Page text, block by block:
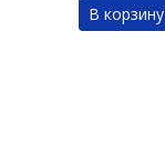
В корзину